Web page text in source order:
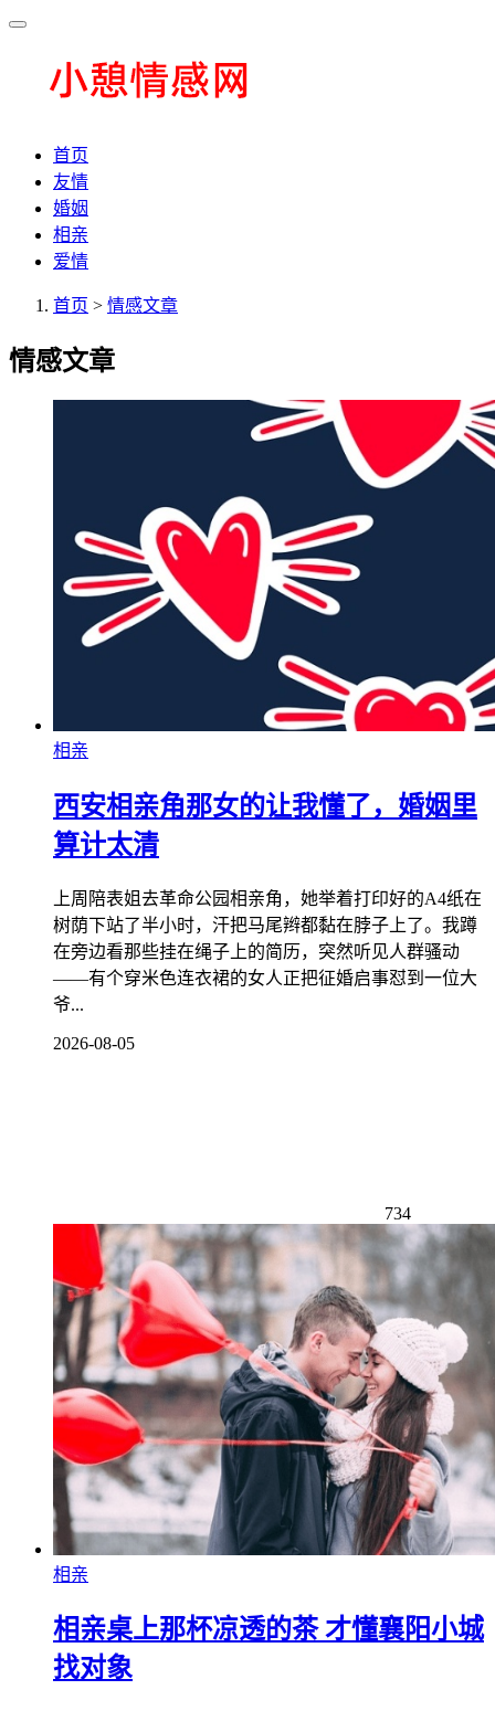
首页
友情
婚姻
相亲
爱情
首页 > 情感文章
情感文章
相亲
西安相亲角那女的让我懂了，婚姻里
算计太清
上周陪表姐去革命公园相亲角，她举着打印好的A4纸在
树荫下站了半小时，汗把马尾辫都黏在脖子上了。我蹲
在旁边看那些挂在绳子上的简历，突然听见人群骚动
——有个穿米色连衣裙的女人正把征婚启事怼到一位大
爷...
2026-08-05
734
相亲
相亲桌上那杯凉透的茶 才懂襄阳小城
找对象